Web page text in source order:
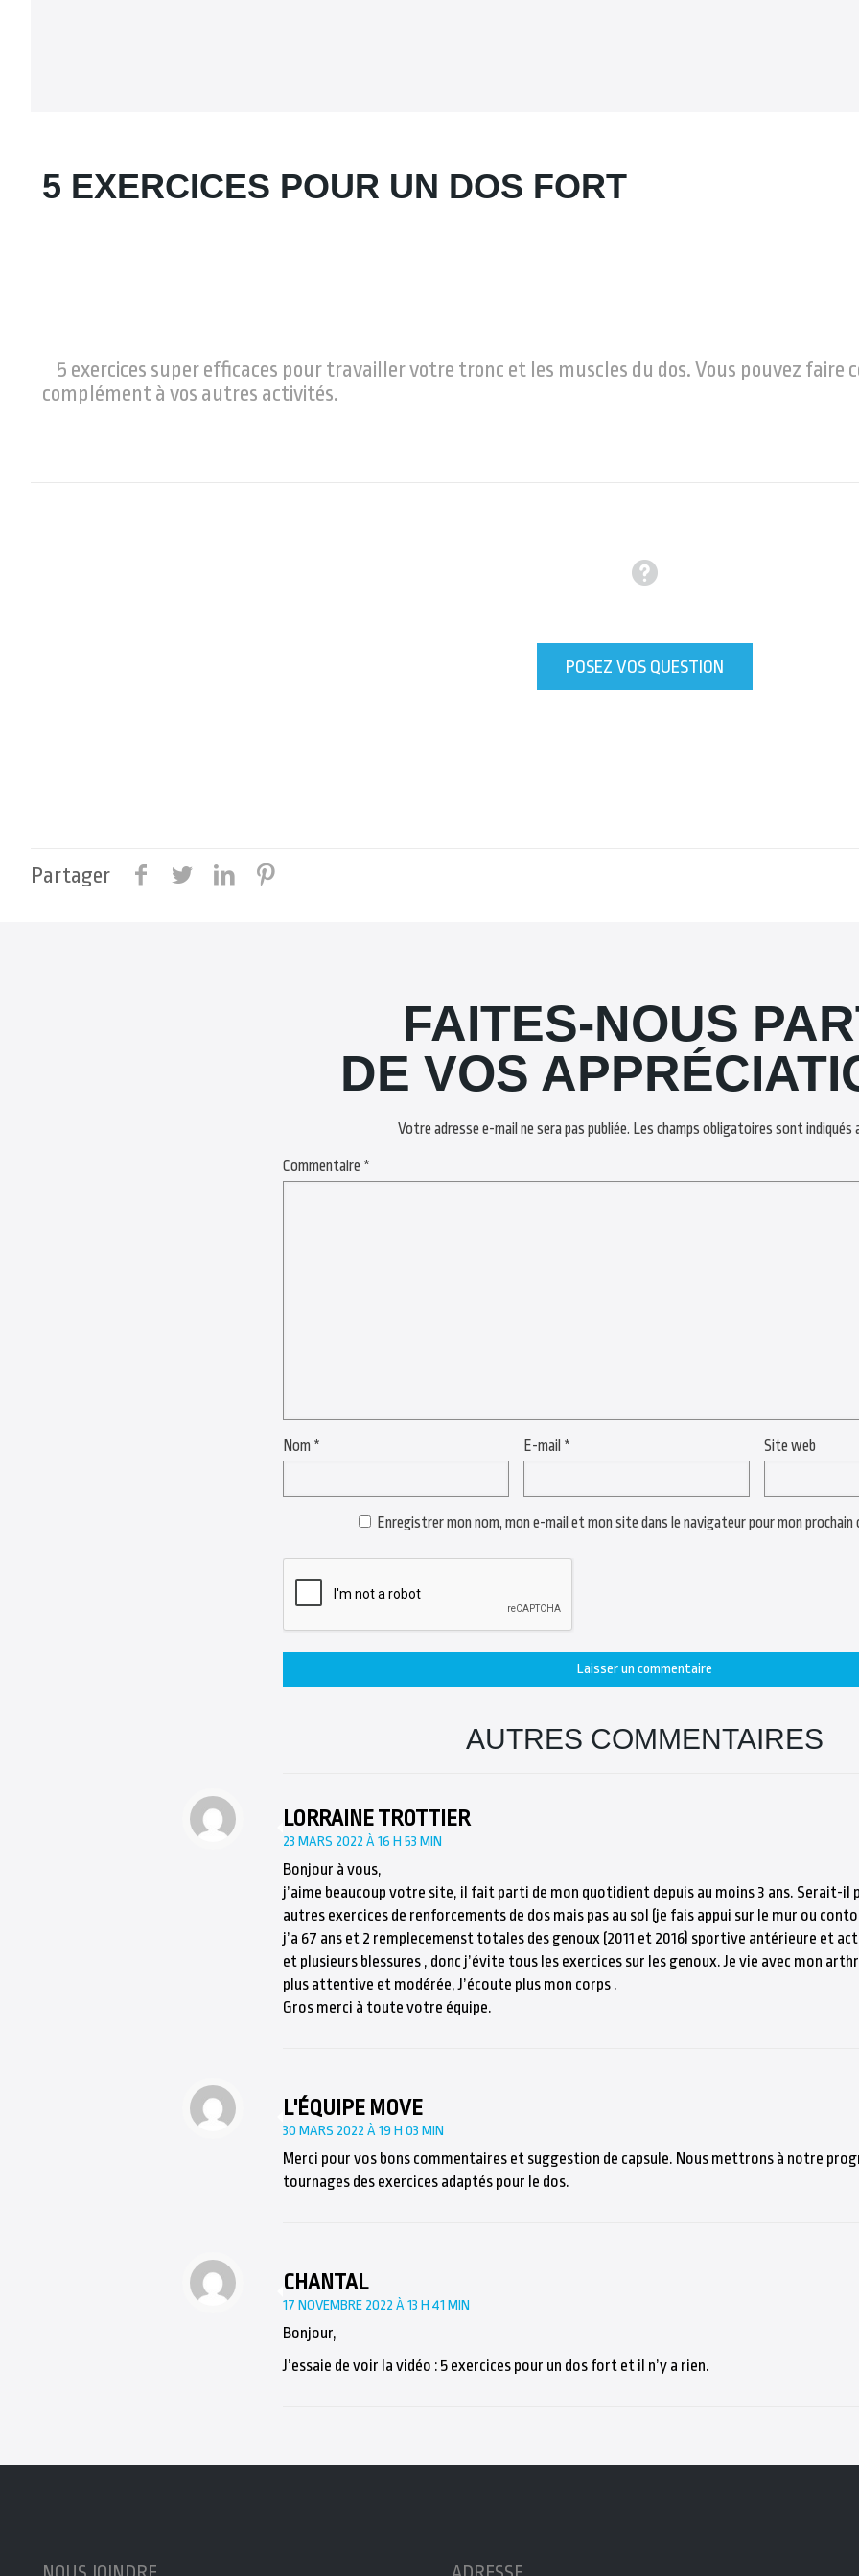
5 EXERCICES POUR UN DOS FORT
5 exercices super efficaces pour travailler votre tronc et les muscles du dos. Vous pouvez faire
complément à vos autres activités.
POSEZ VOS QUESTION
Partager
FAITES-NOUS
DE VOS
Votre adresse e-mail ne sera pas publiée. Les champs obligatoires sont indiqués
Commentaire *
Nom * E-mail * Site web
Enregistrer mon nom, mon e-mail et mon site dans le navigateur pour mon prochain
AUTRES COMMENTAIRES
LORRAINE TROTTIER
23 MARS 2022 À 16 H 53 MIN
Bonjour à vous,
j’aime beaucoup votre site, il fait parti de mon quotidient depuis au moins 3 ans. Serait-il
autres exercices de renforcements de dos mais pas au sol (je fais appui sur le mur ou
j’a 67 ans et 2 remplecemenst totales des genoux (2011 et 2016) sportive antérieure et
et plusieurs blessures , donc j’évite tous les exercices sur les genoux. Je vie avec mon
plus attentive et modérée, J’écoute plus mon corps .
Gros merci à toute votre équipe.
L'ÉQUIPE MOVE
30 MARS 2022 À 19 H 03 MIN
Merci pour vos bons commentaires et suggestion de capsule. Nous mettrons à notre
tournages des exercices adaptés pour le dos.
CHANTAL
17 NOVEMBRE 2022 À 13 H 41 MIN
Bonjour,
J’essaie de voir la vidéo : 5 exercices pour un dos fort et il n’y a rien.